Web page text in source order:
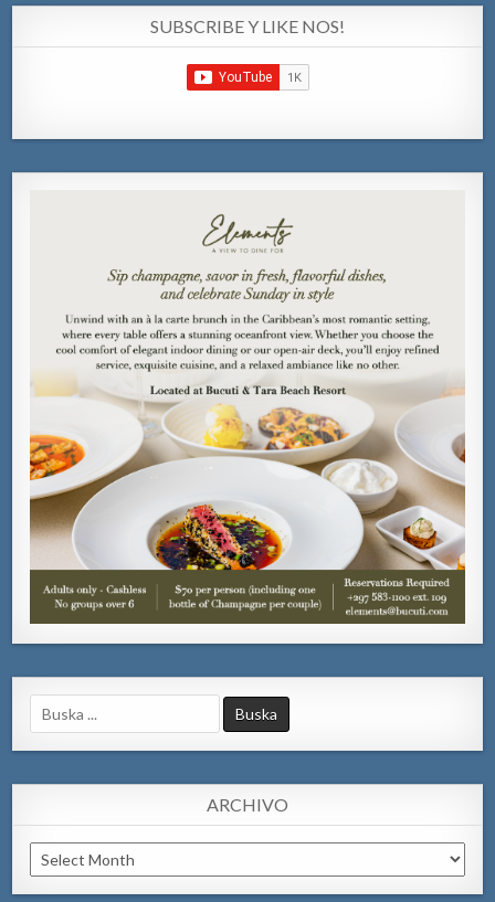
SUBSCRIBE Y LIKE NOS!
Search
for:
ARCHIVO
Archivo